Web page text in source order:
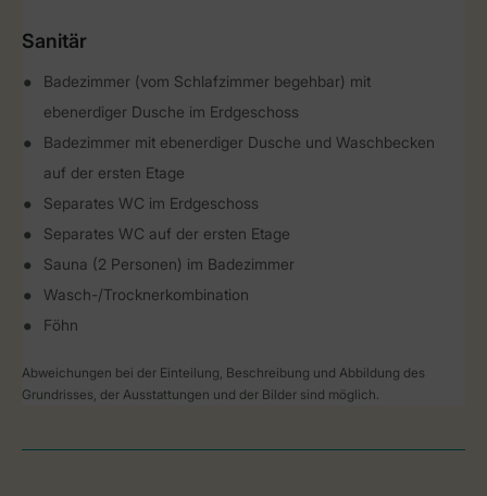
Sanitär
Badezimmer (vom Schlafzimmer begehbar) mit
ebenerdiger Dusche im Erdgeschoss
Badezimmer mit ebenerdiger Dusche und Waschbecken
auf der ersten Etage
Separates WC im Erdgeschoss
Separates WC auf der ersten Etage
Sauna (2 Personen) im Badezimmer
Wasch-/Trocknerkombination
Föhn
Abweichungen bei der Einteilung, Beschreibung und Abbildung des
Grundrisses, der Ausstattungen und der Bilder sind möglich.